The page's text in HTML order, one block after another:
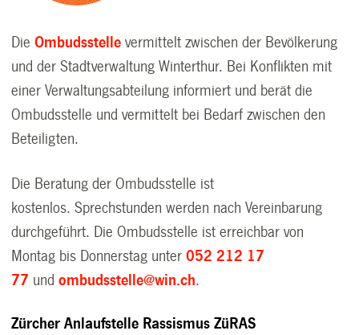
DieOmbudsstelle vermittelt zwischen der Bevölkerung
und der Stadtverwaltung Winterthur. Bei Konflikten mit
einer Verwaltungsabteilung informiert und berät die
Ombudsstelle und vermittelt bei Bedarf zwischen den
Beteiligten.
Die Beratung der Ombudsstelle ist
kostenlos. Sprechstunden werden nach Vereinbarung
durchgeführt. Die Ombudsstelle ist erreichbar von
Montag bis Donnerstag unter052 212 17
77 undombudsstelle@win.ch.
Zürcher Anlaufstelle Rassismus ZüRAS